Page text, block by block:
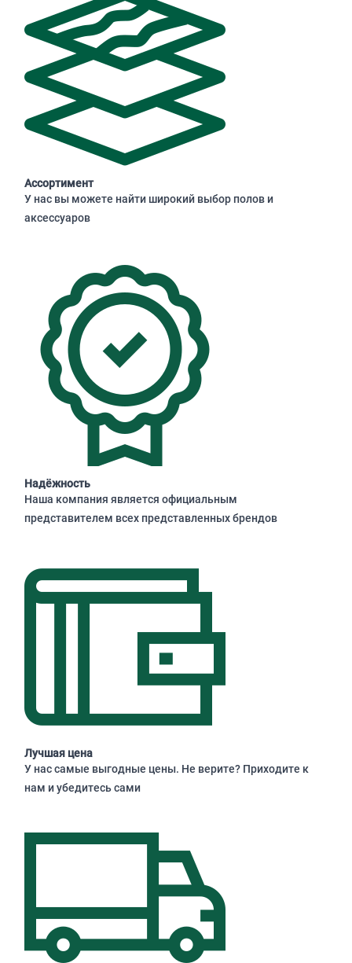
Ассортимент
У нас вы можете найти широкий выбор полов и
аксессуаров
Надёжность
Наша компания является официальным
представителем всех представленных брендов
Лучшая цена
У нас самые выгодные цены. Не верите? Приходите к
нам и убедитесь сами